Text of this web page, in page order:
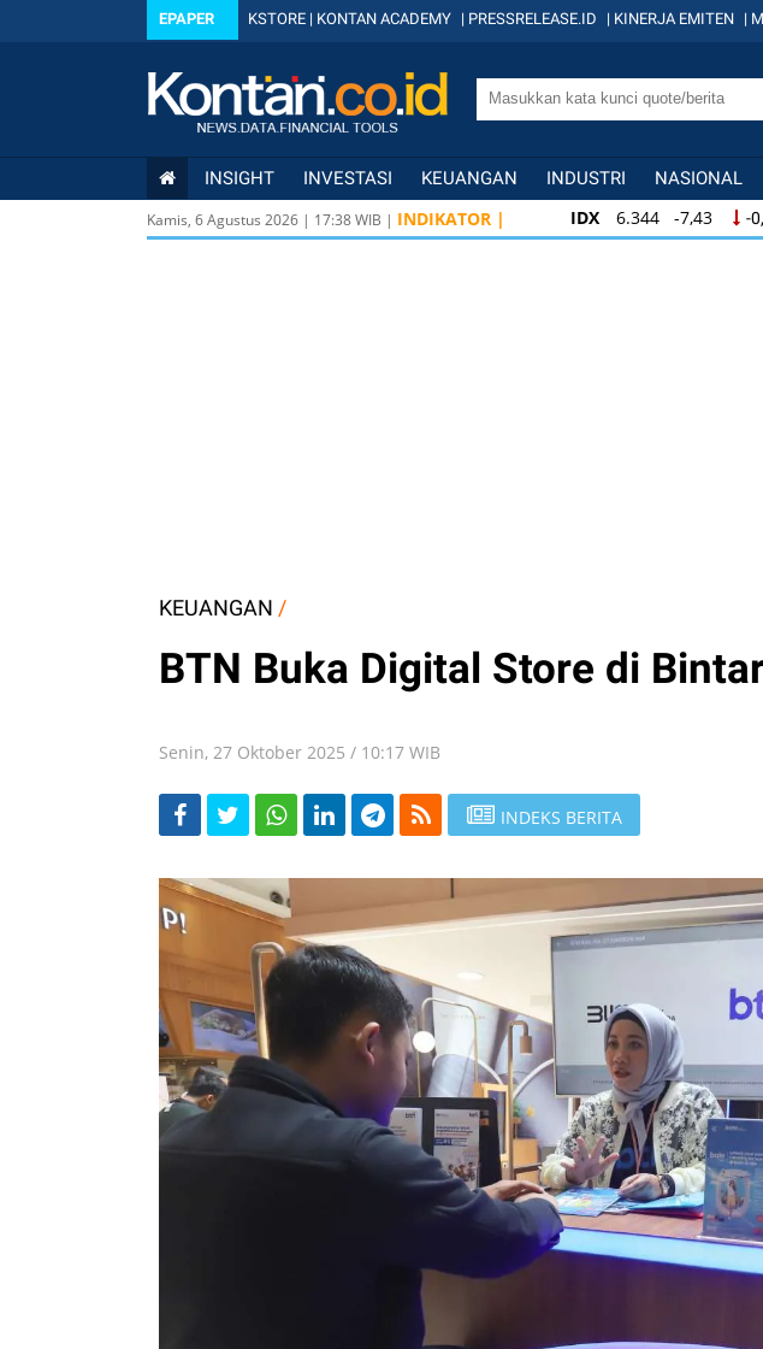
EPAPER KSTORE | KONTAN ACADEMY | PRESSRELEASE.ID | KINERJA EMITEN |
INSIGHT INVESTASI KEUANGAN INDUSTRI NASIONAL
Kamis, 6 Agustus 2026 | 17:38WIB | INDIKATOR | IDX 6.344 -7,43 -
IDX 6.344 -7,43 -
KEUANGAN /
BTN Buka Digital Store di
Senin, 27 Oktober 2025 / 10:17 WIB
INDEKS BERITA